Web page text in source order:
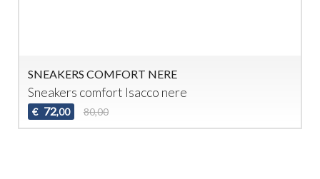
SNEAKERS COMFORT NERE
Sneakers comfort Isacco nere
€ 72,00 80,00